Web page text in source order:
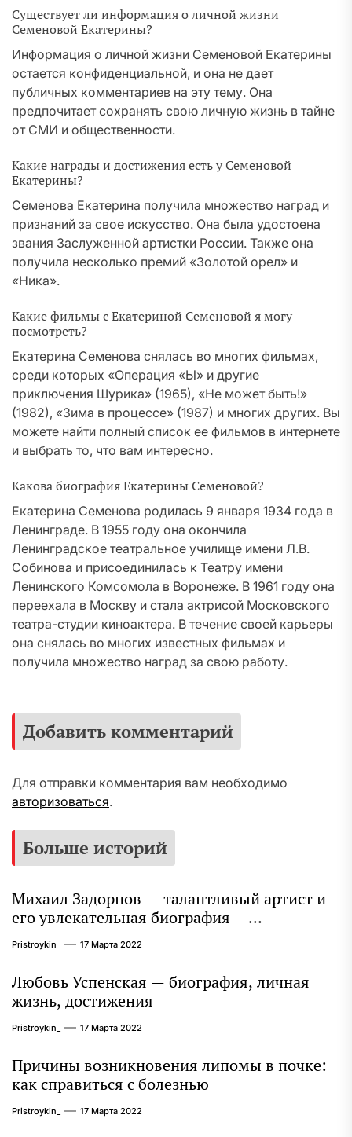
Существует ли информация о личной жизни
Семеновой Екатерины?
Информация о личной жизни Семеновой Екатерины
остается конфиденциальной, и она не дает
публичных комментариев на эту тему. Она
предпочитает сохранять свою личную жизнь в тайне
от СМИ и общественности.
Какие награды и достижения есть у Семеновой
Екатерины?
Семенова Екатерина получила множество наград и
признаний за свое искусство. Она была удостоена
звания Заслуженной артистки России. Также она
получила несколько премий «Золотой орел» и
«Ника».
Какие фильмы с Екатериной Семеновой я могу
посмотреть?
Екатерина Семенова снялась во многих фильмах,
среди которых «Операция «Ы» и другие
приключения Шурика» (1965), «Не может быть!»
(1982), «Зима в процессе» (1987) и многих других. Вы
можете найти полный список ее фильмов в интернете
и выбрать то, что вам интересно.
Какова биография Екатерины Семеновой?
Екатерина Семенова родилась 9 января 1934 года в
Ленинграде. В 1955 году она окончила
Ленинградское театральное училище имени Л.В.
Собинова и присоединилась к Театру имени
Ленинского Комсомола в Воронеже. В 1961 году она
переехала в Москву и стала актрисой Московского
театра-студии киноактера. В течение своей карьеры
она снялась во многих известных фильмах и
получила множество наград за свою работу.
Добавить комментарий
Для отправки комментария вам необходимо
авторизоваться.
Больше историй
Михаил Задорнов — талантливый артист и
его увлекательная биография —
выдающиеся достижения, известность и
интересные факты из личной жизни!
Pristroykin_ 17 Марта 2022
Любовь Успенская — биография, личная
жизнь, достижения
Pristroykin_ 17 Марта 2022
Причины возникновения липомы в почке:
как справиться с болезнью
Pristroykin_ 17 Марта 2022